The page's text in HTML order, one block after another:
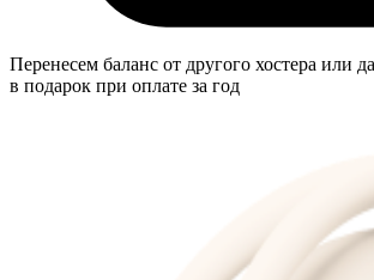
Перенесем баланс от другого хостера или
в подарок при оплате за год